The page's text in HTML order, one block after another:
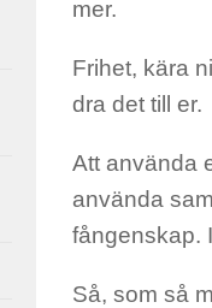
mer.
Frihet, kära
dra det till er.
Att använda
använda
fångenskap.
Så, som så